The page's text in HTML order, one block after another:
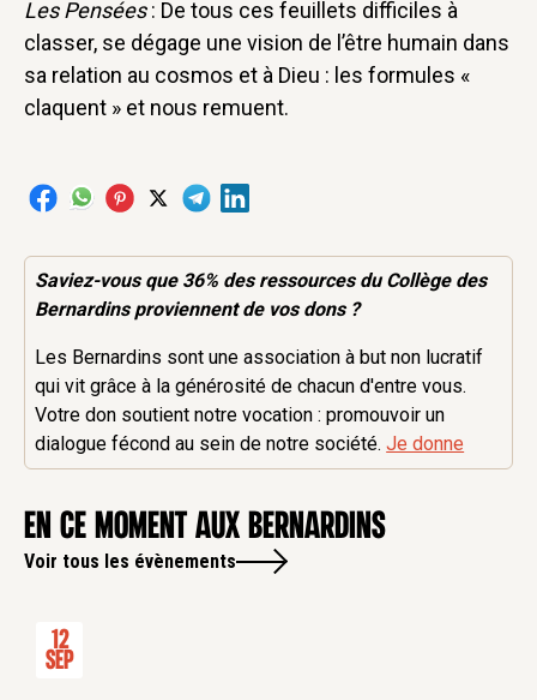
Les Pensées: De tous ces feuillets difficiles à
classer, se dégage une vision de l’être humain dans
sa relation au cosmos et à Dieu : les formules «
claquent » et nous remuent.
Saviez-vous que 36% desressourcesdu Collège des
Bernardins proviennent de vos dons ?
Les Bernardins sont une association à but non lucratif
qui vit grâce à la générosité de chacun d'entre vous.
Votre don soutient notre vocation : promouvoir un
dialogue fécond au sein de notre société.Je donne
en ce moment aux Bernardins
Voir tous les évènements
12
Sep